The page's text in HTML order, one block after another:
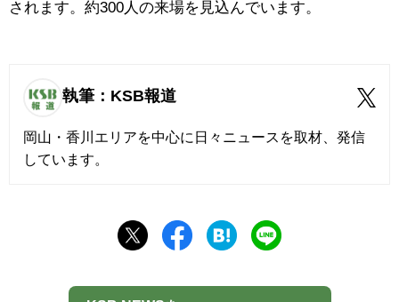
されます。約300人の来場を見込んでいます。
執筆：KSB報道
岡山・香川エリアを中心に日々ニュースを取材、発信
しています。